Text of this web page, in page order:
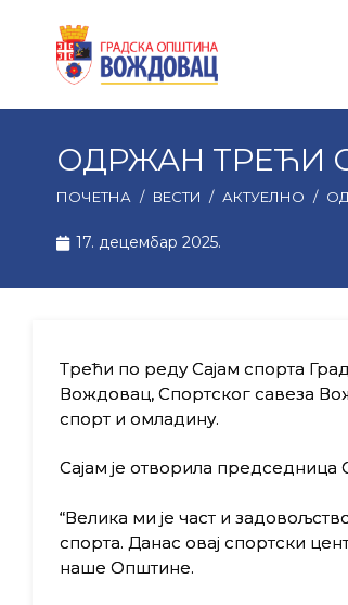
ОДРЖАН ТРЕЋИ
ПОЧЕТНА / ВЕСТИ / АКТУЕЛНО /
17. децембар 2025.
Трећи по реду Сајам спорта
Вождовац, Спортског савеза
спорт и омладину.
Сајам је отворила председница
​“Велика ми је част и
спорта. Данас овај спортски
наше Општине.